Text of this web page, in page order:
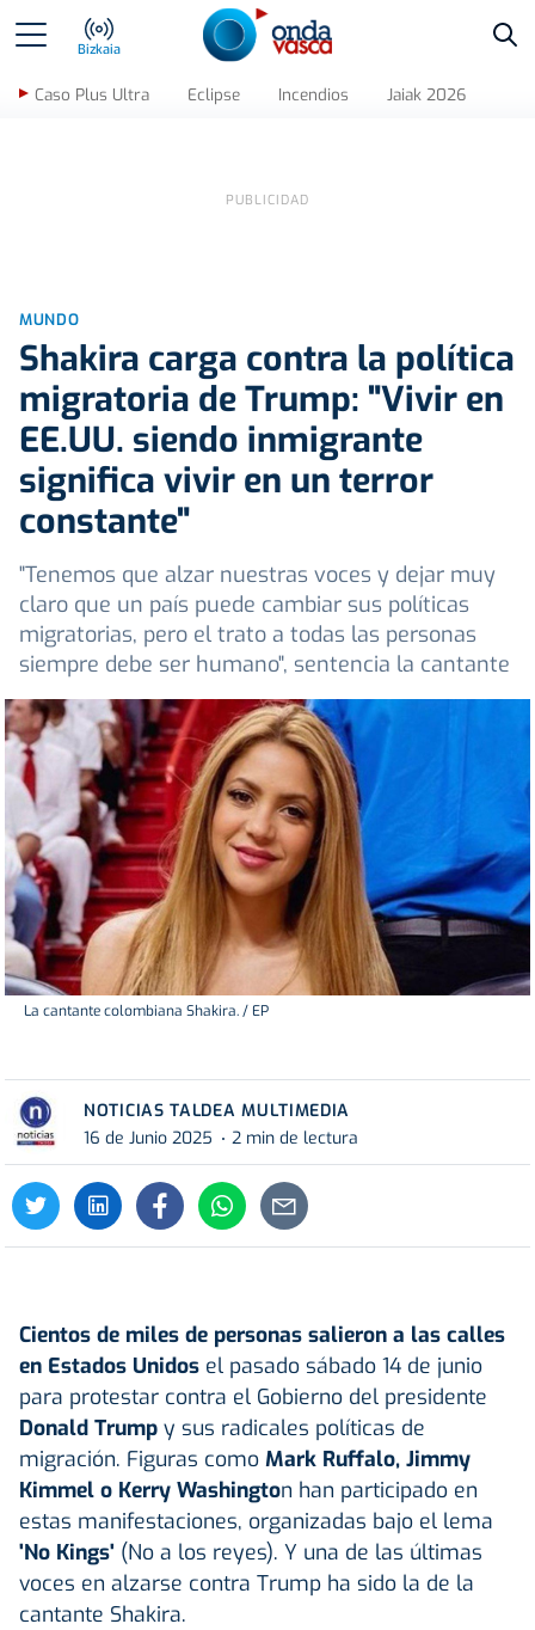
Bizkaia
Caso Plus Ultra Eclipse Incendios Jaiak 2026
MUNDO
Shakira carga contra la política
migratoria de Trump: "Vivir en
EE.UU. siendo inmigrante
significa vivir en un terror
constante"
"Tenemos que alzar nuestras voces y dejar muy
claro que un país puede cambiar sus políticas
migratorias, pero el trato a todas las personas
siempre debe ser humano", sentencia la cantante
La cantante colombiana Shakira. / EP
NOTICIAS TALDEA MULTIMEDIA
16 de Junio 2025
2 min de lectura
Cientos de miles de personas salieron a las calles
en Estados Unidos el pasado sábado 14 de junio
para protestar contra el Gobierno del presidente
Donald Trump y sus radicales políticas de
migración. Figuras como Mark Ruffalo, Jimmy
Kimmel o Kerry Washington han participado en
estas manifestaciones, organizadas bajo el lema
'No Kings' (No a los reyes). Y una de las últimas
voces en alzarse contra Trump ha sido la de la
cantante Shakira.